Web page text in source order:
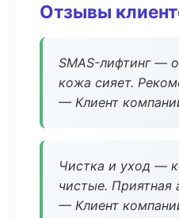
Отзывы
SMAS-лифтинг —
кожа сияет.
— Клиент
Чистка и уход —
чистые. Приятная
— Клиент